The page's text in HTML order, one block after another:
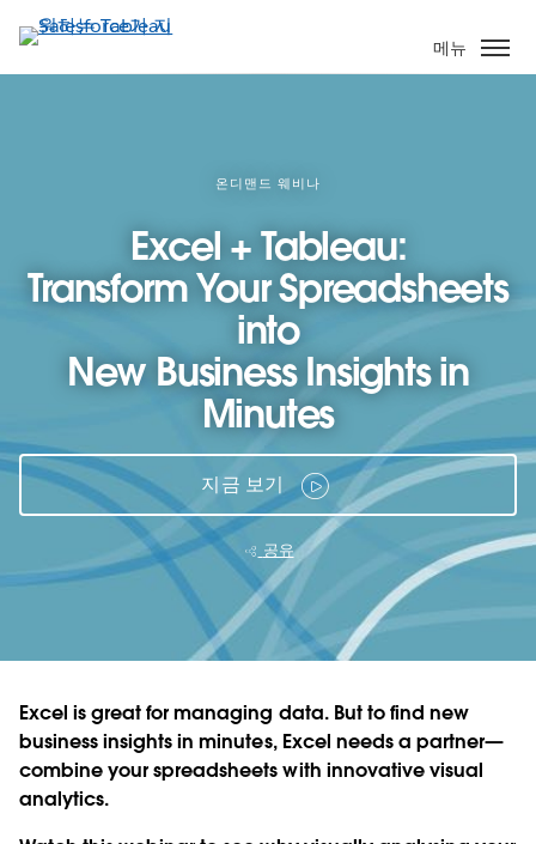
요
콘
메뉴
온디맨드 웨비나
Excel + Tableau:
Transform Your Spreadsheets
into
New Business Insights in
Minutes
지금 보기
공유
Excel is great for managing data. But to find new
business insights in minutes, Excel needs a partner—
combine your spreadsheets with innovative visual
analytics.